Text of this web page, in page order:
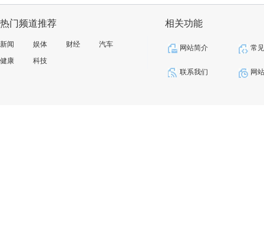
热门频道推荐
新闻 娱体 财经
汽车
健康
科技
相关功能
网站简介 常
联系我们 网